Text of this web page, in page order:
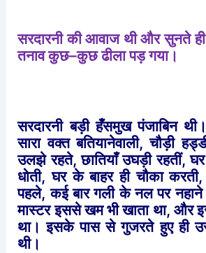
सरदारनी की आवाज थी और सुनते ही
तनावकुछ–कुछढीलापड़गया।
सरदारनी बड़ी हँसमुख पंजाबिन थी।
सारा वक्त बतियानेवाली,चौड़ी
उलझे रहते,छातियाँ उघड़ी रहतीं,घर
धोती,घर के बाहर ही चौका करती,
पहले,कई बार गली के नल पर नहाने
मास्टर इससे खम भी खाता था, और
था। इसके पास से गुजरते हुए ही
थी।